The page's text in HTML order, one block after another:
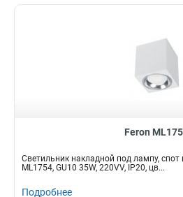
Feron
Светильник накладной под лампу,
ML1754, GU10 35W, 220VV, IP20, цв...
Подробнее